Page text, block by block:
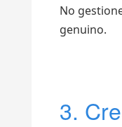
No
genuino.
3.